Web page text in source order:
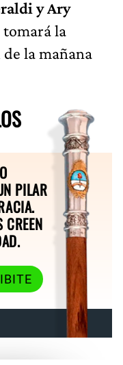
y Ary
tomará la
de la mañana
PILAR
CREEN